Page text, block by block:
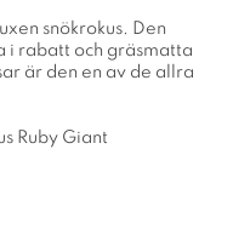
snökrokus. Den
i rabatt och gräsmatta
är den en av de allra
Ruby Giant